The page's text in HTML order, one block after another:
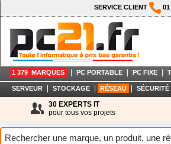
SERVICE CLIENT 01
1 379 MARQUES PC PORTABLE PC FIXE
SERVEUR STOCKAGE RÉSEAU SÉCURITÉ
30 EXPERTS IT
pour tous vos projets